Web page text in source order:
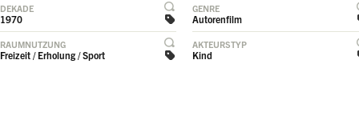
DEKADE
1970
GENRE
Autorenfilm
RAUMNUTZUNG
Freizeit / Erholung / Sport
AKTEURSTYP
Kind